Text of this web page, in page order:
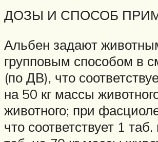
ДОЗЫ И СПОСОБ
Альбен задают
групповым способом в
(по ДВ), что
на 50 кг массы
животного; при
что соответствует 1